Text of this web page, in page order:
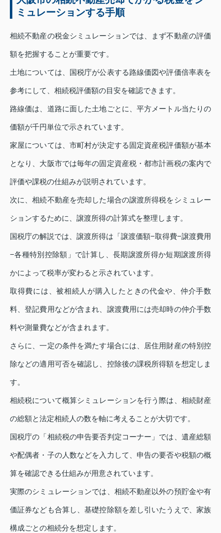
ミュレーションする手順
相続不動産の税金シミュレーションでは、まず不動産の評価
額を把握することが重要です。
土地については、国税庁が公表する路線価図や評価倍率表を
参考にして、相続税評価額の目安を確認できます。
路線価は、道路に面した土地ごとに、平方メートル当たりの
価額が千円単位で示されています。
家屋については、市町村が決定する固定資産税評価額が基本
となり、大阪市では毎年の固定資産税・都市計画税の案内で
評価や課税の仕組みが説明されています。
次に、相続不動産を売却した場合の譲渡所得税をシミュレー
ションするために、譲渡所得の計算式を整理します。
国税庁の解説では、譲渡所得は「譲渡価額−取得費−譲渡費用
−各種特別控除額」で計算し、長期譲渡所得か短期譲渡所得
かによって税率が変わると示されています。
取得費には、被相続人が購入したときの代金や、仲介手数
料、登記費用などが含まれ、譲渡費用には売却時の仲介手数
料や測量費などが含まれます。
さらに、一定の条件を満たす場合には、居住用財産の特別控
除などの適用可否を確認し、控除後の課税所得額を想定しま
す。
相続税について概算シミュレーションを行う際は、相続財産
の総額と法定相続人の数を軸に考えることが大切です。
国税庁の「相続税の申告要否判定コーナー」では、遺産総額
や配偶者・子の人数などを入力して、申告の要否や税額の概
算を確認できる仕組みが用意されています。
実際のシミュレーションでは、相続不動産以外の預貯金や有
価証券なども合算し、基礎控除額を差し引いたうえで、家族
構成ごとの相続分を想定します。